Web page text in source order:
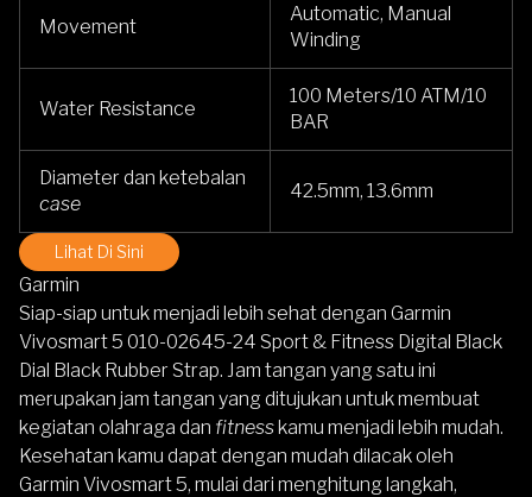
Movement
Automatic, Manual
Winding
Water Resistance
100 Meters/10 ATM/10
BAR
Diameter dan ketebalan
case
42.5mm, 13.6mm
Lihat Di Sini
Garmin
Siap-siap untuk menjadi lebih sehat dengan Garmin
Vivosmart 5 010-02645-24 Sport & Fitness Digital Black
Dial Black Rubber Strap. Jam tangan yang satu ini
merupakan jam tangan yang ditujukan untuk membuat
kegiatan olahraga dan fitnesskamu menjadi lebih mudah.
Kesehatan kamu dapat dengan mudah dilacak oleh
Garmin Vivosmart 5, mulai dari menghitung langkah,